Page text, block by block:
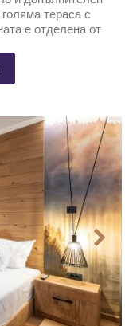
тераса с
е отделена от